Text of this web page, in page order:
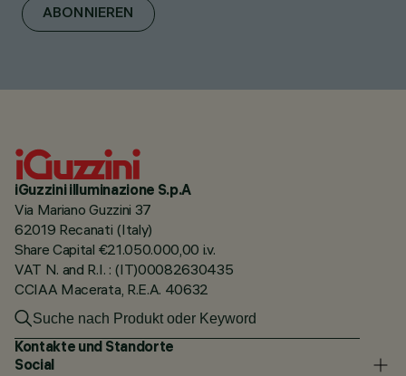
ABONNIEREN
iGuzzini illuminazione S.p.A
Via Mariano Guzzini 37
62019 Recanati (Italy)
Share Capital €21.050.000,00 i.v.
VAT N. and R.I. : (IT)00082630435
CCIAA Macerata, R.E.A. 40632
Kontakte und Standorte
Social